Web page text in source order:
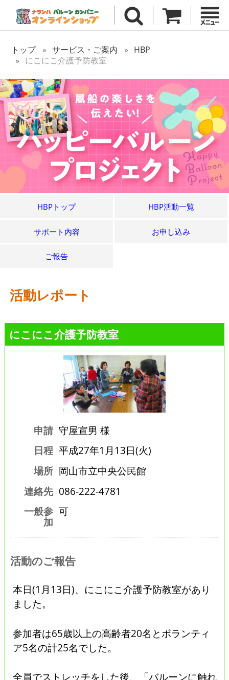
トップ サービス・ご案内
HBP
にこにこ介護予防教室
HBPトップ HBP活動一覧
サポート内容 お申し込み
ご報告
活動レポート
にこにこ介護予防教室
申請 守屋宣男 様
日程 平成27年1月13日(火)
場所 岡山市立中央公民館
連絡先 086-222-4781
一般参
加
可
活動のご報告
本日(1月13日)、にこにこ介護予防教室があり
ました。
参加者は65歳以上の高齢者20名とボランティ
ア5名の計25名でした。
全員でストレッチをした後、「バルーンに触れ